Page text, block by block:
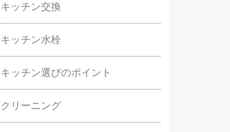
キッチン交換
キッチン水栓
キッチン選びのポイント
クリーニング